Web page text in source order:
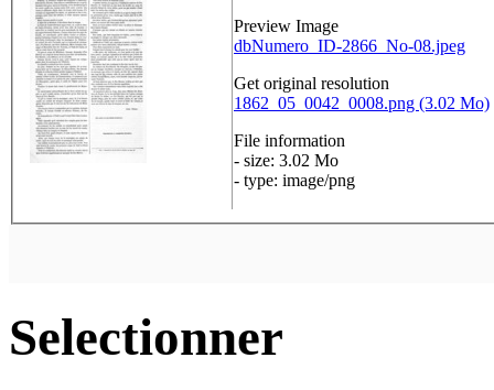
Preview Image
dbNumero_ID-2866_No-08.jpeg
Get original resolution
1862_05_0042_0008.png (3.02 Mo)
File information
- size: 3.02 Mo
- type: image/png
Selectionner